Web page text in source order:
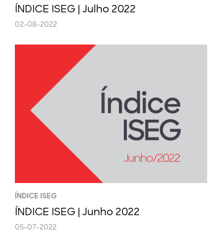
ÍNDICE ISEG | Julho 2022
02-08-2022
ÍNDICE ISEG
ÍNDICE ISEG | Junho 2022
05-07-2022